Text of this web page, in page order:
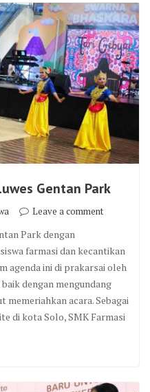
Gentan Park
Leave a comment
Park dengan
farmasi dan kecantikan
agenda ini di prakarsai oleh
dengan mengundang
acara. Sebagai
di kota Solo, SMK Farmasi